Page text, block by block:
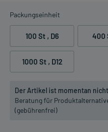
Packungseinheit
100 St , D6 400
1000 St , D12
Der Artikel ist momentan
Beratung für
(gebührenfrei)